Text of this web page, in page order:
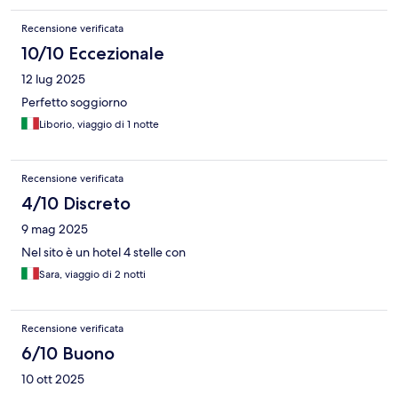
Recensione verificata
10/10 Eccezionale
12 lug 2025
Perfetto soggiorno
Liborio, viaggio di 1 notte
Recensione verificata
4/10 Discreto
9 mag 2025
Nel sito è un hotel 4 stelle con
Sara, viaggio di 2 notti
Recensione verificata
6/10 Buono
10 ott 2025